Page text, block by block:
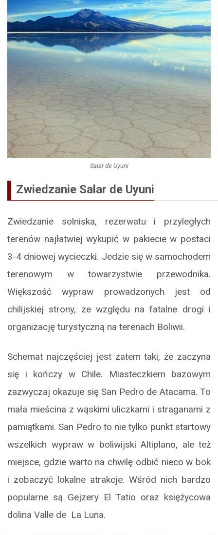
Salar de Uyuni
Zwiedzanie Salar de Uyuni
Zwiedzanie solniska, rezerwatu i przyległych
terenów najłatwiej wykupić w pakiecie w postaci
3-4 dniowej wycieczki. Jedzie się w samochodem
terenowym w towarzystwie przewodnika.
Większość wypraw prowadzonych jest od
chilijskiej strony, ze względu na fatalne drogi i
organizację turystyczną na terenach Boliwii.
Schemat najczęściej jest zatem taki, że zaczyna
się i kończy w Chile. Miasteczkiem bazowym
zazwyczaj okazuje się San Pedro de Atacama. To
mała mieścina z wąskimi uliczkami i straganami z
pamiątkami. San Pedro to nie tylko punkt startowy
wszelkich wypraw w boliwijski Altiplano, ale też
miejsce, gdzie warto na chwilę odbić nieco w bok
i zobaczyć lokalne atrakcje. Wśród nich bardzo
popularne są Gejzery El Tatio oraz księżycowa
dolina Valle de La Luna.